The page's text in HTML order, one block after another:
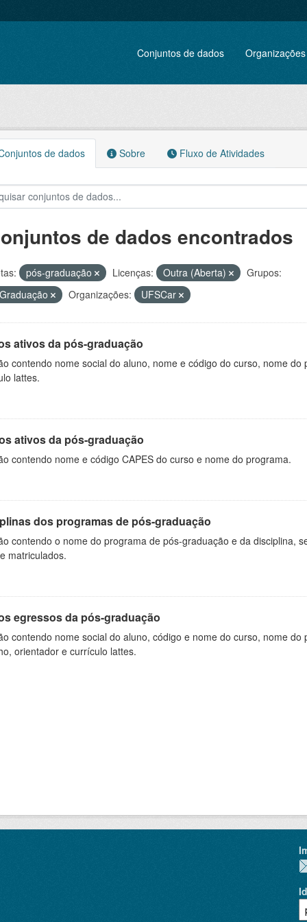
Conjuntos de dados Organizações
de dados Sobre Fluxo de Atividades
de dados encontrados
pós-graduação Licenças: Outra (Aberta)
Grupos:
Organizações: UFSCar
ativos da pós-graduação
contendo nome social do aluno, nome e código do curso, nome
lattes.
ativos da pós-graduação
contendo nome e código CAPES do curso e nome do programa.
dos programas de pós-graduação
contendo o nome do programa de pós-graduação e da disciplina,
matriculados.
egressos da pós-graduação
contendo nome social do aluno, código e nome do curso, nome
orientador e currículo lattes.